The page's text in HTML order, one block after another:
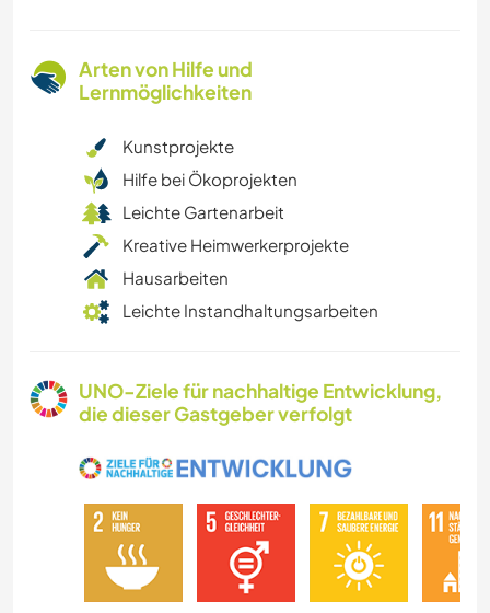
Arten von Hilfe und
Lernmöglichkeiten
Kunstprojekte
Hilfe bei Ökoprojekten
Leichte Gartenarbeit
Kreative Heimwerkerprojekte
Hausarbeiten
Leichte Instandhaltungsarbeiten
UNO-Ziele für nachhaltige Entwicklung,
die dieser Gastgeber verfolgt